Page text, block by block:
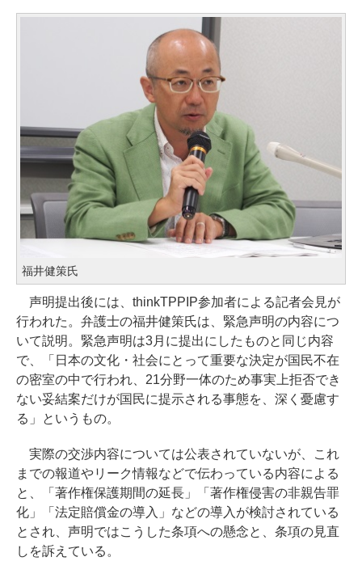
福井健策氏
声明提出後には、thinkTPPIP参加者による記者会見が
行われた。弁護士の福井健策氏は、緊急声明の内容につ
いて説明。緊急声明は3月に提出にしたものと同じ内容
で、「日本の文化・社会にとって重要な決定が国民不在
の密室の中で行われ、21分野一体のため事実上拒否でき
ない妥結案だけが国民に提示される事態を、深く憂慮す
る」というもの。
実際の交渉内容については公表されていないが、これ
までの報道やリーク情報などで伝わっている内容による
と、「著作権保護期間の延長」「著作権侵害の非親告罪
化」「法定賠償金の導入」などの導入が検討されている
とされ、声明ではこうした条項への懸念と、条項の見直
しを訴えている。